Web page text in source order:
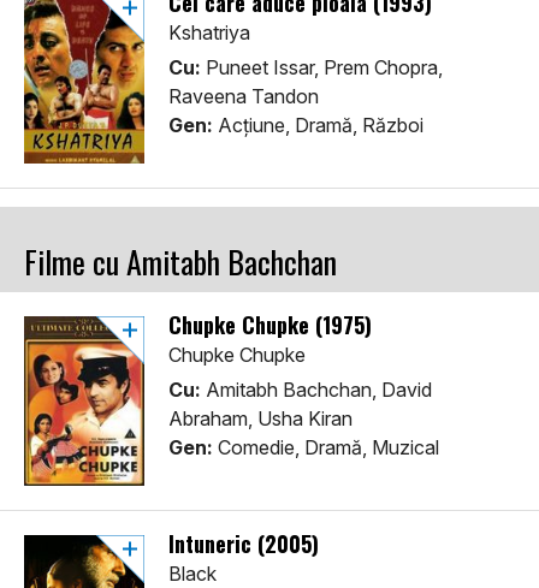
Kshatriya
Cu: Puneet Issar, Prem Chopra,
Raveena Tandon
Gen: Acţiune, Dramă, Război
Filme cu Amitabh Bachchan
Chupke Chupke (1975)
Chupke Chupke
Cu: Amitabh Bachchan, David
Abraham, Usha Kiran
Gen: Comedie, Dramă, Muzical
Întuneric (2005)
Black